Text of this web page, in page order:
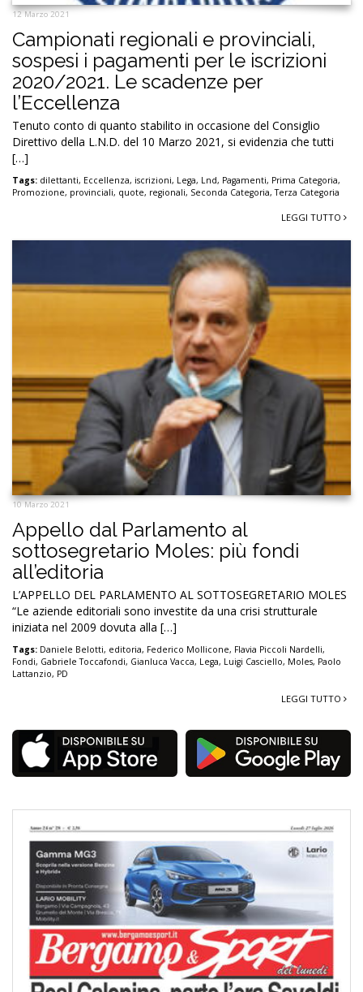
12 Marzo 2021
Campionati regionali e provinciali,
sospesi i pagamenti per le iscrizioni
2020/2021. Le scadenze per
l’Eccellenza
Tenuto conto di quanto stabilito in occasione del Consiglio
Direttivo della L.N.D. del 10 Marzo 2021, si evidenzia che tutti
[…]
Tags: dilettanti, Eccellenza, iscrizioni, Lega, Lnd, Pagamenti, Prima Categoria,
Promozione, provinciali, quote, regionali, Seconda Categoria,Terza Categoria
LEGGI TUTTO
10 Marzo 2021
Appello dal Parlamento al
sottosegretario Moles: più fondi
all’editoria
L’APPELLO DEL PARLAMENTO AL SOTTOSEGRETARIO MOLES
“Le aziende editoriali sono investite da una crisi strutturale
iniziata nel 2009 dovuta alla […]
Tags: Daniele Belotti, editoria, Federico Mollicone, Flavia Piccoli Nardelli,
Fondi, Gabriele Toccafondi, Gianluca Vacca, Lega, Luigi Casciello, Moles, Paolo
Lattanzio, PD
LEGGI TUTTO